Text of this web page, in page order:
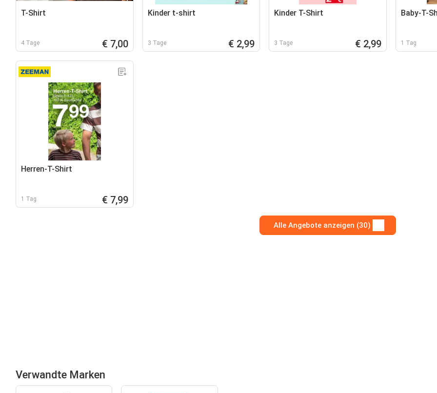
T-Shirt
4 Tage € 7,00
Kinder t-shirt
3 Tage € 2,99
Kinder T-Shirt
3 Tage € 2,99
Baby-T-
1 Tag
Herren-T-Shirt
1 Tag € 7,99
Alle Angebote anzeigen (30)
Verwandte Marken